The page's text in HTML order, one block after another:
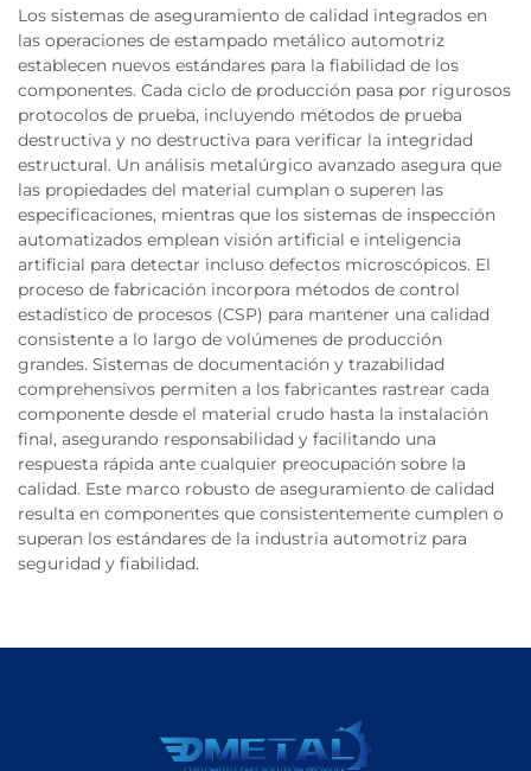
Los sistemas de aseguramiento de calidad integrados en
las operaciones de estampado metálico automotriz
establecen nuevos estándares para la fiabilidad de los
componentes. Cada ciclo de producción pasa por rigurosos
protocolos de prueba, incluyendo métodos de prueba
destructiva y no destructiva para verificar la integridad
estructural. Un análisis metalúrgico avanzado asegura que
las propiedades del material cumplan o superen las
especificaciones, mientras que los sistemas de inspección
automatizados emplean visión artificial e inteligencia
artificial para detectar incluso defectos microscópicos. El
proceso de fabricación incorpora métodos de control
estadístico de procesos (CSP) para mantener una calidad
consistente a lo largo de volúmenes de producción
grandes. Sistemas de documentación y trazabilidad
comprehensivos permiten a los fabricantes rastrear cada
componente desde el material crudo hasta la instalación
final, asegurando responsabilidad y facilitando una
respuesta rápida ante cualquier preocupación sobre la
calidad. Este marco robusto de aseguramiento de calidad
resulta en componentes que consistentemente cumplen o
superan los estándares de la industria automotriz para
seguridad y fiabilidad.